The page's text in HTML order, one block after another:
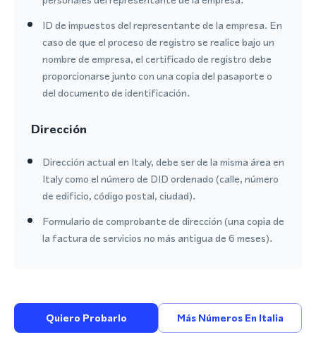
ID de impuestos del representante de la empresa. En
caso de que el proceso de registro se realice bajo un
nombre de empresa, el certificado de registro debe
proporcionarse junto con una copia del pasaporte o
del documento de identificación.
Dirección
Dirección actual en Italy, debe ser de la misma área en
Italy como el número de DID ordenado (calle, número
de edificio, código postal, ciudad).
Formulario de comprobante de dirección (una copia de
la factura de servicios no más antigua de 6 meses).
Quiero Probarlo Más Números En Italia